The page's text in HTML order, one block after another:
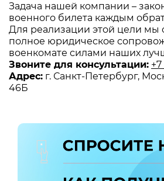
Задача нашей компании –
военного билета каждым
Для реализации этой цели мы
полное юридическое
военкомате силами наших
Звоните для консультации:
Адрес: г. Санкт-Петербург,
46Б